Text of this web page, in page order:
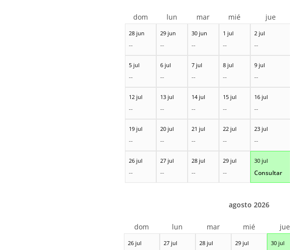
28 jun
--
29 jun
--
30 jun
--
1 jul
--
2 jul
--
5 jul
--
6 jul
--
7 jul
--
8 jul
--
9 jul
--
12 jul
--
13 jul
--
14 jul
--
15 jul
--
16 jul
--
19 jul
--
20 jul
--
21 jul
--
22 jul
--
23 jul
--
26 jul
--
27 jul
--
28 jul
--
29 jul
--
30 jul
Consultar
dom lun mar mié jue
26 jul 27 jul 28 jul 29 jul 30 jul
agosto 2026
dom lun mar mié jue